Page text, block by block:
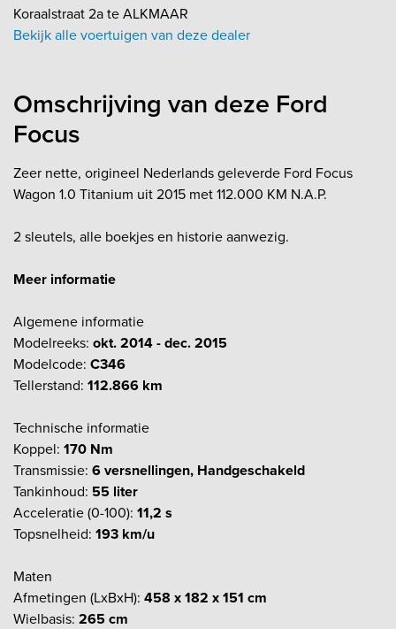
Koraalstraat 2a te ALKMAAR
Bekijk alle voertuigen van deze dealer
Omschrijving van deze Ford
Focus
Zeer nette, origineel Nederlands geleverde Ford Focus
Wagon 1.0 Titanium uit 2015 met 112.000 KM N.A.P.
2 sleutels, alle boekjes en historie aanwezig.
Meer informatie
Algemene informatie
Modelreeks: okt. 2014 - dec. 2015
Modelcode: C346
Tellerstand: 112.866 km
Technische informatie
Koppel: 170 Nm
Transmissie: 6 versnellingen, Handgeschakeld
Tankinhoud: 55 liter
Acceleratie (0-100): 11,2 s
Topsnelheid: 193 km/u
Maten
Afmetingen (LxBxH): 458 x 182 x 151 cm
Wielbasis: 265 cm